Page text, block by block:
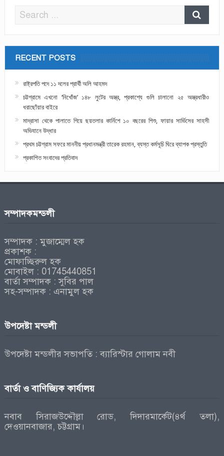
RECENT POSTS
রাষ্ট্রপতি পদে ১১ দলের প্রার্থী অলি আহমদ
চট্টগ্রামে এখনো ‘নিখোঁজ’ ১৪৮ লুটের অস্ত্র, প্রকাশ্যে গুলি চালানো ২৫ অস্ত্রধারীও
ধরাছোঁয়ার বাইরে
মাদ্রাসা থেকে পালাতে গিয়ে ছয়তলার কার্নিশে ১০ বছরের শিশু, ফায়ার সার্ভিসের সাহসী
অভিযানে উদ্ধার
প্রথম চট্টগ্রাম সফরে মাননীয় প্রধানমন্ত্রী তারেক রহমান, ব্যস্ত কর্মসূচি ঘিরে ব্যাপক প্রস্তুতি
প্রকাশিত সংবাদের প্রতিবাদ
সম্পাদকমন্ডলী
সম্পাদক : মুজাম্মেল হক
প্রকাশক :
মোফাচ্ছিরুল হক
মোবাইল : 01745440851
বার্তা সম্পাদক : সুবির পাল
সহ-সম্পাদক : এনামুল হক
উপদেষ্টা মন্ডলী
উপদেষ্টা মন্ডলীর সভাপতি : ব্যারিস্টার গোলাম নবী
বার্তা ও বাণিজ্যিক কার্যালয়
নবাব সিরাজউদ্দৌল্লা রোড, দিদারমার্কেট(৪র্থ তলা),
দেওয়ানবাজার, চট্টগ্রাম।